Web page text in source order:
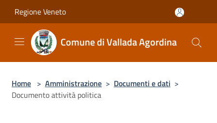
Regione Veneto
Comune di Vallada Agordina
Home > Amministrazione > Documenti e dati >
Documento attività politica